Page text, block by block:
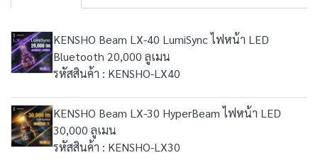
KENSHO Beam LX-40 LumiSync ไฟหน้า LED
Bluetooth 20,000 ลูเมน
รหัสสินค้า : KENSHO-LX40
KENSHO Beam LX-30 HyperBeam ไฟหน้า LED
30,000 ลูเมน
รหัสสินค้า : KENSHO-LX30